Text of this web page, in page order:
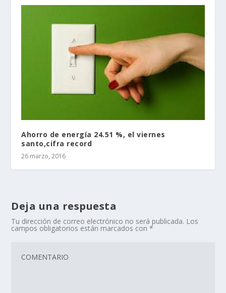
Ahorro de energía 24.51 %, el viernes
santo,cifra record
26 marzo, 2016
Deja una respuesta
Tu dirección de correo electrónico no será publicada. Los
campos obligatorios están marcados con*